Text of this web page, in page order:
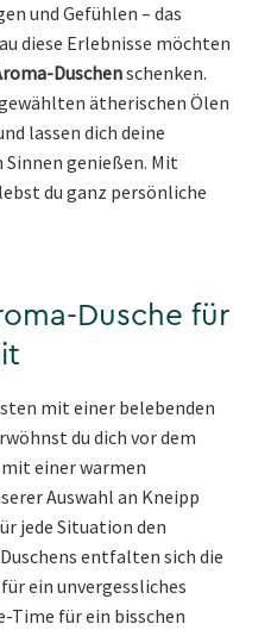
und Gefühlen – das
diese Erlebnisse möchten
Duschenschenken.
ätherischen Ölen
lassen dich deine
genießen. Mit
du ganz persönliche
Dusche für
mit einer belebenden
du dich vor dem
einer warmen
Auswahl an Kneipp
jede Situation den
entfalten sich die
ein unvergessliches
Time für ein bisschen